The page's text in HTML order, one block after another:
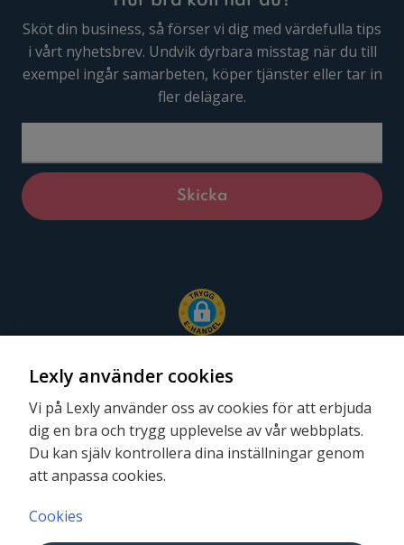
Sköt din business, så förser vi dig med värdefulla tips
i vårt nyhetsbrev. Undvik dyrbara misstag när du till
exempel ingår samarbeten, köper tjänster eller tar in
fler delägare.
Följ oss
Lexly använder cookies
Vi på Lexly använder oss av cookies för att erbjuda
dig en bra och trygg upplevelse av vår webbplats.
Du kan själv kontrollera dina inställningar genom
att anpassa cookies.
Cookies